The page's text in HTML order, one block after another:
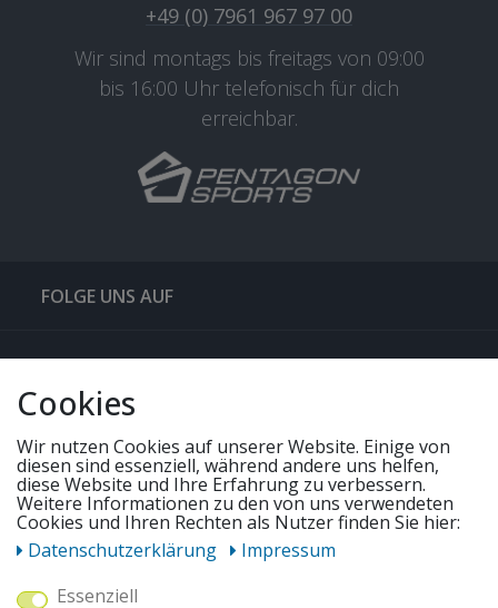
+49 (0) 7961 967 97 00
Wir sind montags bis freitags von 09:00
bis 16:00 Uhr telefonisch für dich
erreichbar.
FOLGE UNS AUF
QUICKLINKS & TIPPS
UNSERE ANGEBOTE
Cookies
Wir nutzen Cookies auf unserer Website. Einige von
diesen sind essenziell, während andere uns helfen,
diese Website und Ihre Erfahrung zu verbessern.
Weitere Informationen zu den von uns verwendeten
Cookies und Ihren Rechten als Nutzer finden Sie hier:
Daten­schutz­erklärung
Impressum
Essenziell